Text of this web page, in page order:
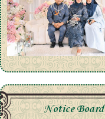
Notice Board